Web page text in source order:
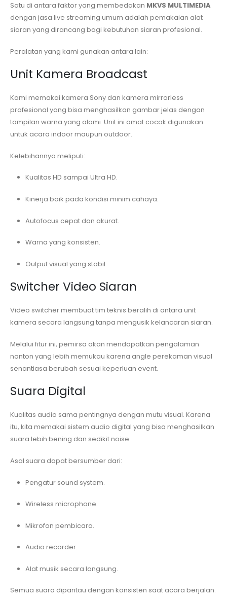
Satu di antara faktor yang membedakan MKVS MULTIMEDIA
dengan jasa live streaming umum adalah pemakaian alat
siaran yang dirancang bagi kebutuhan siaran profesional.
Peralatan yang kami gunakan antara lain:
Unit Kamera Broadcast
Kami memakai kamera Sony dan kamera mirrorless
profesional yang bisa menghasilkan gambar jelas dengan
tampilan warna yang alami. Unit ini amat cocok digunakan
untuk acara indoor maupun outdoor.
Kelebihannya meliputi:
Kualitas HD sampai Ultra HD.
Kinerja baik pada kondisi minim cahaya.
Autofocus cepat dan akurat.
Warna yang konsisten.
Output visual yang stabil.
Switcher Video Siaran
Video switcher membuat tim teknis beralih di antara unit
kamera secara langsung tanpa mengusik kelancaran siaran.
Melalui fitur ini, pemirsa akan mendapatkan pengalaman
nonton yang lebih memukau karena angle perekaman visual
senantiasa berubah sesuai keperluan event.
Suara Digital
Kualitas audio sama pentingnya dengan mutu visual. Karena
itu, kita memakai sistem audio digital yang bisa menghasilkan
suara lebih bening dan sedikit noise.
Asal suara dapat bersumber dari:
Pengatur sound system.
Wireless microphone.
Mikrofon pembicara.
Audio recorder.
Alat musik secara langsung.
Semua suara dipantau dengan konsisten saat acara berjalan.